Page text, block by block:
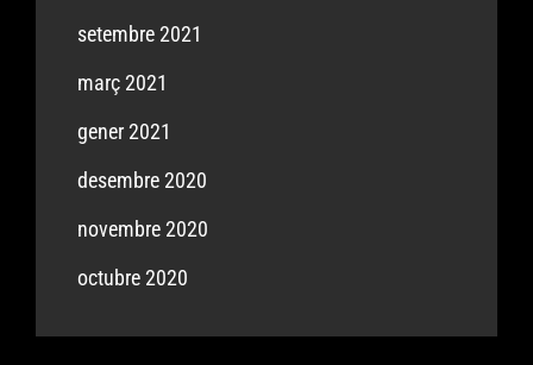
setembre 2021
març 2021
gener 2021
desembre 2020
novembre 2020
octubre 2020